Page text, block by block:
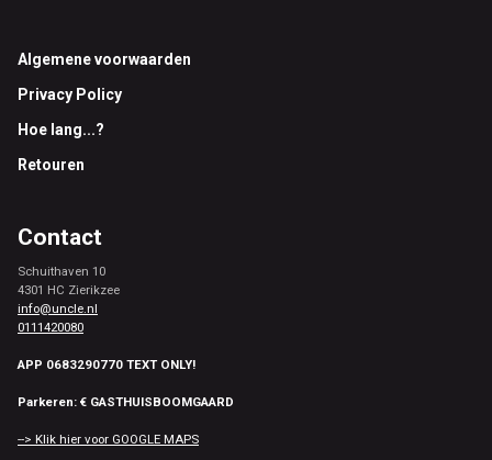
Footer
Algemene voorwaarden
Privacy Policy
Hoe lang...?
Retouren
Contact
Schuithaven 10
4301 HC Zierikzee
info@uncle.nl
0111420080
APP 0683290770 TEXT ONLY!
Parkeren: € GASTHUISBOOMGAARD
--> Klik hier voor GOOGLE MAPS